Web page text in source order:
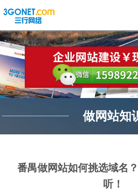
做网站知
番禺做网站如何挑选域名
听！